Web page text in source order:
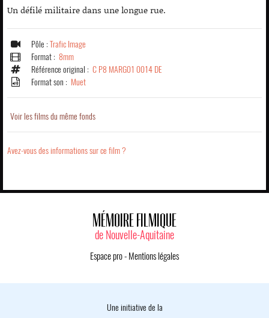
Un défilé militaire dans une longue rue.
Pôle : Trafic Image
Format : 8mm
Référence original : C P8 MARG01 0014 DE
Format son : Muet
Voir les films du même fonds
Avez-vous des informations sur ce film ?
MÉMOIRE FILMIQUE
de Nouvelle-Aquitaine
Espace pro- Mentions légales
Une initiative de la